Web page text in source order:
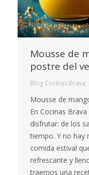
Mousse de
postre del
Blog Cocinas Brava,
Mousse de
En Cocinas
disfrutar: de los
tiempo. Y no hay
comida estival
refrescante y
traemos una